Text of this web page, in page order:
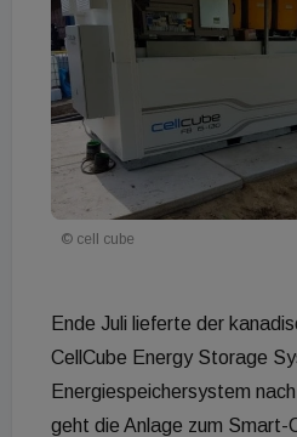
© cell cube
Ende Juli lieferte der
CellCube Energy Storage
Energiespeichersystem
geht die Anlage zum Smart-